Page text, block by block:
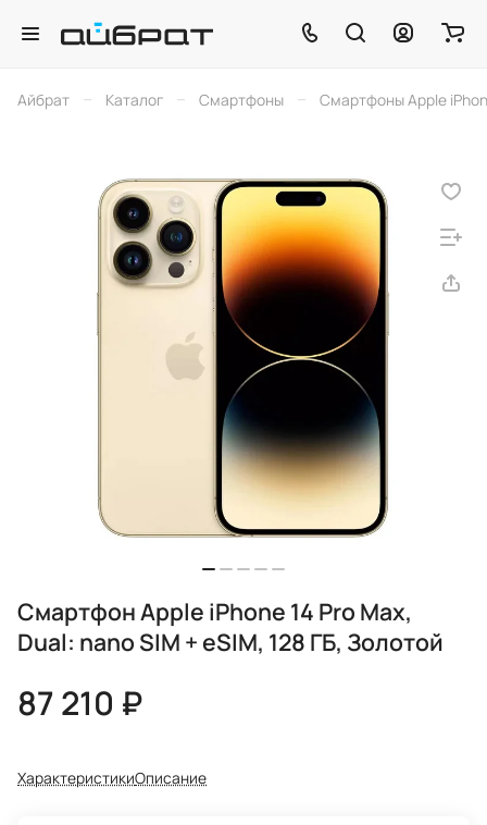
Айбрат – Каталог – Смартфоны – Смартфоны Apple
Смартфон Apple iPhone 14 Pro Max,
Dual: nano SIM + eSIM, 128 ГБ, Золотой
87 210 ₽
ХарактеристикиОписание